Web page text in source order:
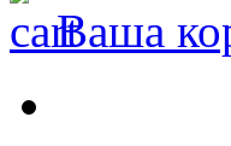
Ваша